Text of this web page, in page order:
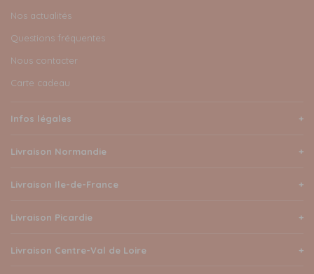
Nos actualités
Questions fréquentes
Nous contacter
Carte cadeau
Infos légales
Livraison Normandie
Livraison Ile-de-France
Livraison Picardie
Livraison Centre-Val de Loire